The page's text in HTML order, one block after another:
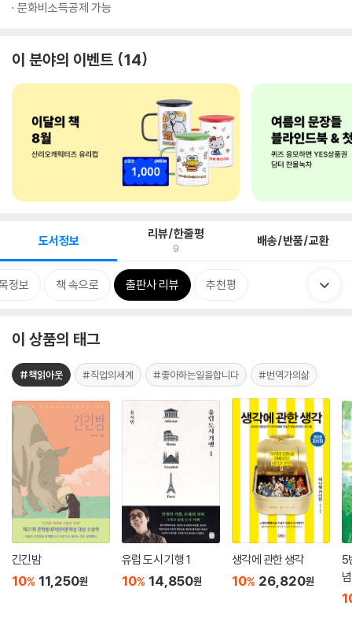
문화비소득공제 가능
이 분야의 이벤트 14
도서정보 리뷰/한줄평
9 배송/반품/교환
정보 책 속으로 출판사 리뷰 추천평
이 상품의 태그
#책읽아웃 #직업의세계 #좋아하는일을합니다 #번역가의삶
긴긴밤
10% 11,250원
유럽 도시 기행 1
10% 14,850원
생각에 관한 생각
10% 26,820원
5